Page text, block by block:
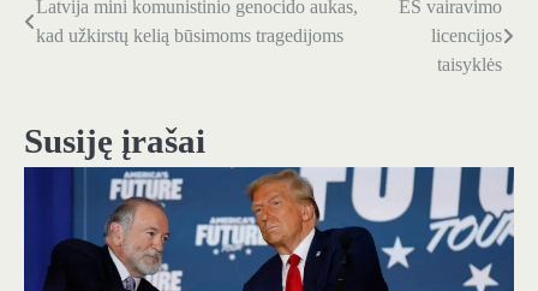
Navigacija
Latvija mini komunistinio genocido aukas,
kad užkirstų kelią būsimoms tragedijoms
ES vairavimo
licencijos
taisyklės
Susiję įrašai